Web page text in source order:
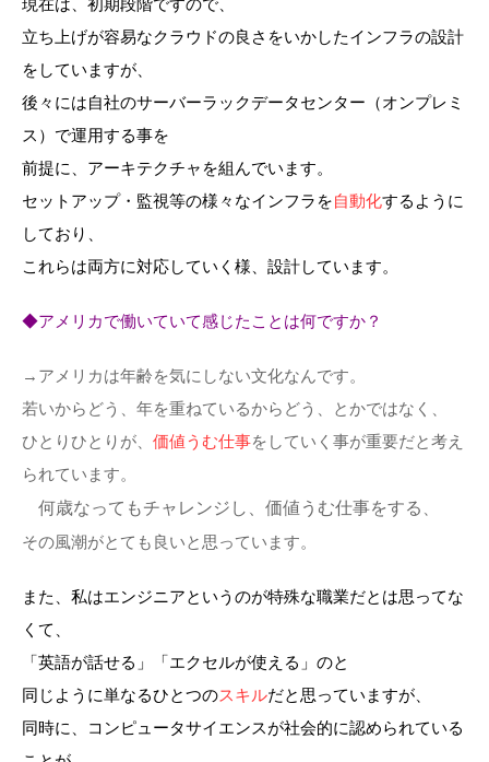
立ち上げが容易なクラウドの良さをいかしたインフラの設計
をしていますが、
後々には自社のサーバーラックデータセンター（オンプレミ
ス）で運用する事を
前提に、アーキテクチャを組んでいます。
セットアップ・監視等の様々なインフラを自動化するように
しており、
これらは両方に対応していく様、設計しています。
◆アメリカで働いていて感じたことは何ですか？
→アメリカは年齢を気にしない文化なんです。
若いからどう、年を重ねているからどう、とかではなく、
ひとりひとりが、 価値うむ仕事をしていく事が重要だと考え
られています。
何歳なってもチャレンジし、価値うむ仕事をする
その風潮がとても良いと思っています。
また、私はエンジニアというのが特殊な職業だとは思ってな
くて、
「英語が話せる」「エクセルが使える」のと
同じように単なるひとつのスキルだと思っていますが、
同時に、コンピュータサイエンスが社会的に認められている